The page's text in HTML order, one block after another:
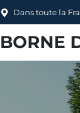
Dans toute la
BORNE